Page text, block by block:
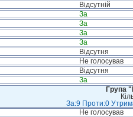
Відсутній
За
За
За
За
Відсутня
Не голосував
Відсутня
За
Група
За:9 Проти:0
Не голосував